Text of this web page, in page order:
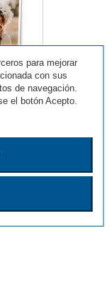
para mejorar
con sus
de navegación.
el botón Acepto.